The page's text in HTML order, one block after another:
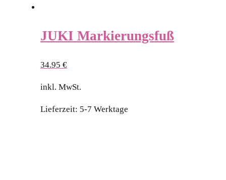
JUKI Markierungsfuß
34.95 €
inkl. MwSt.
Lieferzeit: 5-7 Werktage